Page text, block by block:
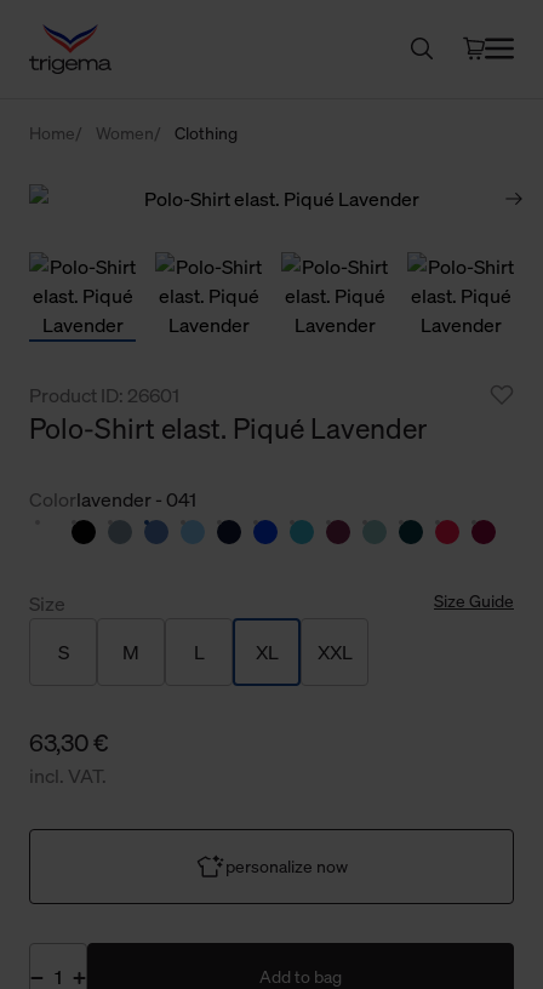
Home Women Clothing
Product ID: 26601
Polo-Shirt elast. Piqué Lavender
Colorlavender - 041
Size Size Guide
S M L XL XXL
63,30 €
incl. VAT.
personalize now
Add to bag